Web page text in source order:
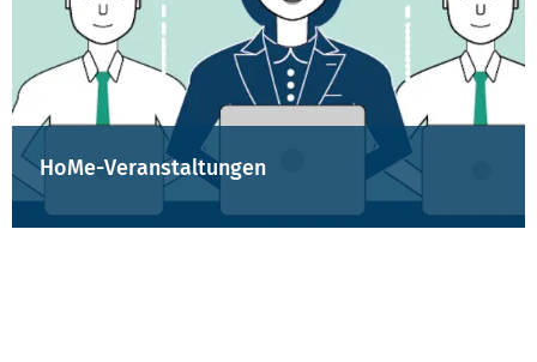
HoMe-Veranstaltungen